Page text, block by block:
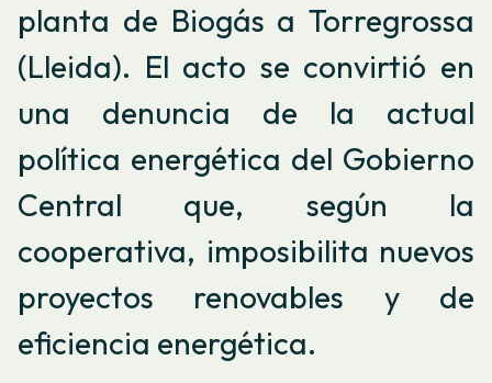
planta de Biogás a Torregrossa
(Lleida). El acto se convirtió en
una denuncia de la actual
política energética del Gobierno
Central que, según la
cooperativa, imposibilita nuevos
proyectos renovables y de
eficiencia energética.